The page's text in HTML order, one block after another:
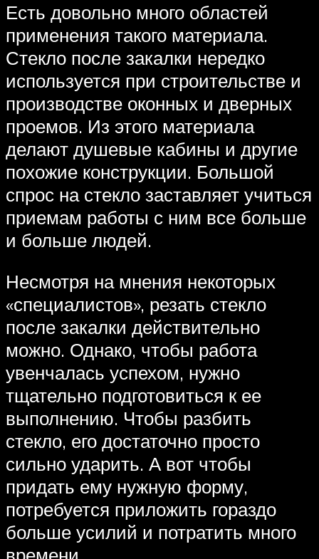
Есть довольно много областей
применения такого материала.
Стекло после закалки нередко
используется при строительстве и
производстве оконных и дверных
проемов. Из этого материала
делают душевые кабины и другие
похожие конструкции. Большой
спрос на стекло заставляет учиться
приемам работы с ним все больше
и больше людей.
Несмотря на мнения некоторых
«специалистов», резать стекло
после закалки действительно
можно. Однако, чтобы работа
увенчалась успехом, нужно
тщательно подготовиться к ее
выполнению. Чтобы разбить
стекло, его достаточно просто
сильно ударить. А вот чтобы
придать ему нужную форму,
потребуется приложить гораздо
больше усилий и потратить много